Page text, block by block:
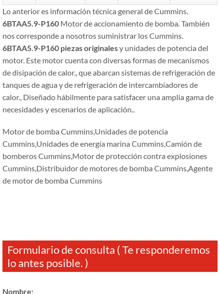
Lo anterior es información técnica general de Cummins.
6BTAA5.9-P160 Motor de accionamiento de bomba. También
nos corresponde a nosotros suministrar los Cummins.
6BTAA5.9-P160 piezas originalesy unidades de potencia del
motor. Este motor cuenta con diversas formas de mecanismos
de disipación de calor., que abarcan sistemas de refrigeración de
tanques de agua y de refrigeración de intercambiadores de
calor., Diseñado hábilmente para satisfacer una amplia gama de
necesidades y escenarios de aplicación..
Motor de bomba Cummins,Unidades de potencia
Cummins,Unidades de energía marina Cummins,Camión de
bomberos Cummins,Motor de protección contra explosiones
Cummins,Distribuidor de motores de bomba Cummins,Agente
de motor de bomba Cummins
Formulario de consulta ( Te responderemos
lo antes posible. )
Nombre: